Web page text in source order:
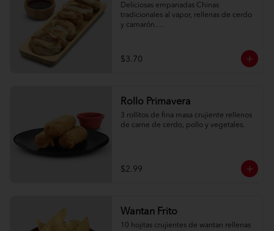
Deliciosas empanadas Chinas
tradicionales al vapor, rellenas de cerdo
y camarón.
$3.70
Rollo Primavera
3 rollitos de fina masa crujiente rellenos
de carne de cerdo, pollo y vegetales.
$2.99
Wantan Frito
10 hojitas crujientes de wantan rellenas